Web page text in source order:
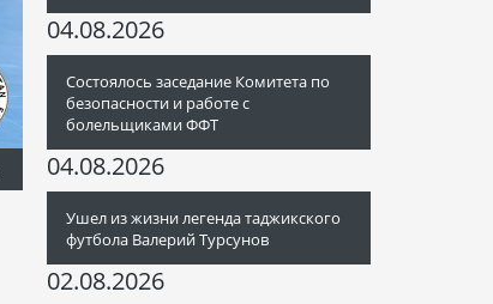
04.08.2026
Состоялось заседание Комитета по
безопасности и работе с
болельщиками ФФТ
04.08.2026
Ушел из жизни легенда таджикского
футбола Валерий Турсунов
02.08.2026